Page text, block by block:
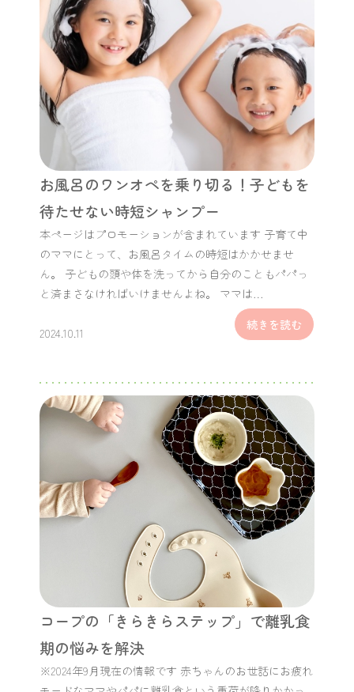
お風呂のワンオペを乗り切る！子どもを
待たせない時短シャンプー
本ページはプロモーションが含まれています 子育て中
のママにとって、お風呂タイムの時短はかかせませ
ん。 子どもの頭や体を洗ってから自分のこともパパっ
と済まさなければいけませんよね。 ママは…
2024.10.11
続きを読む
コープの「きらきらステップ」で離乳食
期の悩みを解決
※2024年9月現在の情報です 赤ちゃんのお世話にお疲れ